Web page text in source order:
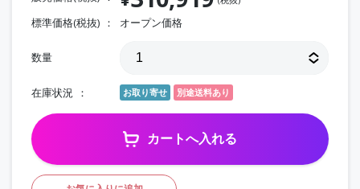
標準価格(税抜) オープン価格
数量
在庫状況 お取り寄せ 別途送料あり
カートへ入れる